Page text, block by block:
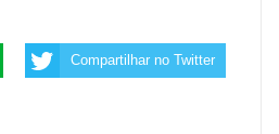
Compartilhar no Twitter